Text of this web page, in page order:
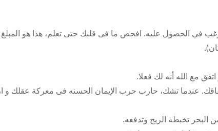
في الحصول عليه. افحص ما فى قلبك حتى تعلم، هذا هو
مع الله أنه لك فعلا.
عندما تشك، حارب حرب الإيمان الحسنه فى معركة عقلك
البحر تخبطه الريح وتدفعه.